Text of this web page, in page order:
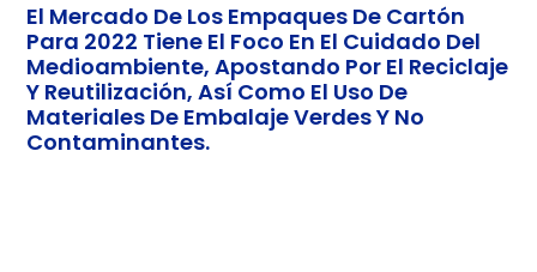
El Mercado De Los Empaques De Cartón
Para 2022 Tiene El Foco En El Cuidado Del
Medioambiente, Apostando Por El Reciclaje
Y Reutilización, Así Como El Uso De
Materiales De Embalaje Verdes Y No
Contaminantes.